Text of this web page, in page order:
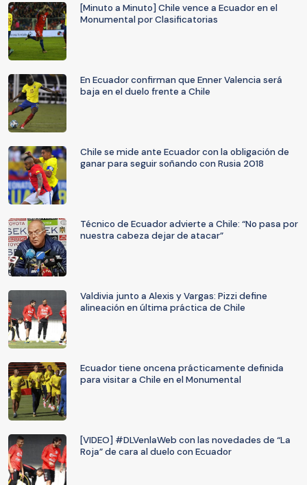
[Minuto a Minuto] Chile vence a Ecuador en el
Monumental por Clasificatorias
En Ecuador confirman que Enner Valencia será
baja en el duelo frente a Chile
Chile se mide ante Ecuador con la obligación de
ganar para seguir soñando con Rusia 2018
Técnico de Ecuador advierte a Chile: “No pasa por
nuestra cabeza dejar de atacar”
Valdivia junto a Alexis y Vargas: Pizzi define
alineación en última práctica de Chile
Ecuador tiene oncena prácticamente definida
para visitar a Chile en el Monumental
[VIDEO] #DLVenlaWeb con las novedades de “La
Roja” de cara al duelo con Ecuador